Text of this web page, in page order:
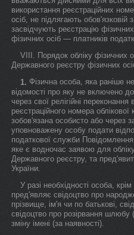
використання реєстраційних
осіб, не підлягають обов'язковій
засвідчують реєстрацію
фізичних осіб — платників
VIII. Порядок обліку фізичних
Державного реєстру фізичних
1. Фізична особа, яка раніше
відомості про яку не включено
через свої релігійні
реєстраційного номера облікової
зобов'язана особисто або через
уповноважену особу подати
податкової служби
яке є водночас заявою для
Державного реєстру, та
України.
У разі необхідності особа,
пред'являє свідоцтво про
прізвище, ім'я чи по батькові,
свідоцтво про розірвання шлюбу
зміну імені (за наявності).